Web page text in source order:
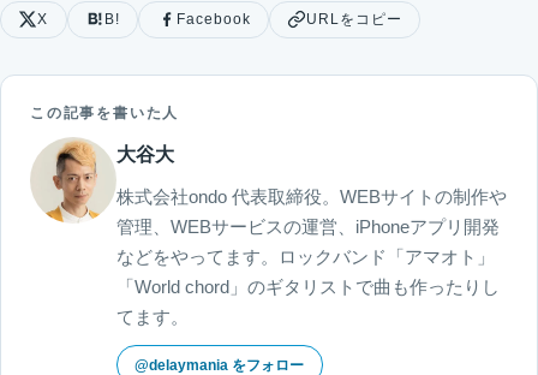
X B! Facebook URLをコピー
この記事を書いた人
大谷大
株式会社ondo 代表取締役。WEBサイトの制作や
管理、WEBサービスの運営、iPhoneアプリ開発
などをやってます。ロックバンド「アマオト」
「World chord」のギタリストで曲も作ったりし
てます。
@delaymania をフォロー